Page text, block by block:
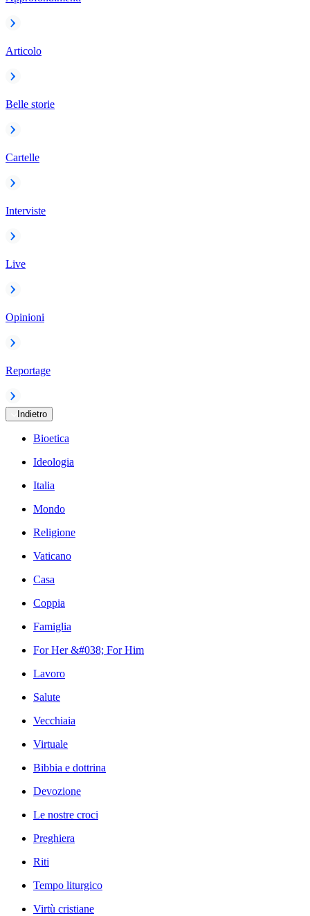
Articolo
Belle storie
Cartelle
Interviste
Live
Opinioni
Reportage
Indietro
Bioetica
Ideologia
Italia
Mondo
Religione
Vaticano
Casa
Coppia
Famiglia
For Her &#038; For Him
Lavoro
Salute
Vecchiaia
Virtuale
Bibbia e dottrina
Devozione
Le nostre croci
Preghiera
Riti
Tempo liturgico
Virtù cristiane